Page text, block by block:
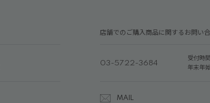
店舗でのご購入商品に関するお問い
03-5722-3684
受付時
年末年
MAIL